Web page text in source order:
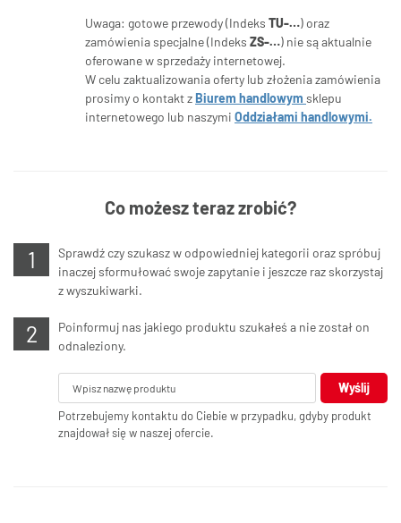
Uwaga: gotowe przewody (Indeks TU-…) oraz
zamówienia specjalne (Indeks ZS-…) nie są aktualnie
oferowane w sprzedaży internetowej.
W celu zaktualizowania oferty lub złożenia zamówienia
prosimy o kontakt zBiurem handlowym sklepu
internetowego lub naszymi Oddziałami handlowymi.
Co możesz teraz zrobić?
Sprawdź czy szukasz w odpowiedniej kategorii oraz spróbuj
inaczej sformułować swoje zapytanie i jeszcze raz skorzystaj
z wyszukiwarki.
Poinformuj nas jakiego produktu szukałeś a nie został on
odnaleziony.
Wyślij
Potrzebujemy kontaktu do Ciebie w przypadku, gdyby produkt
znajdował się w naszej ofercie.